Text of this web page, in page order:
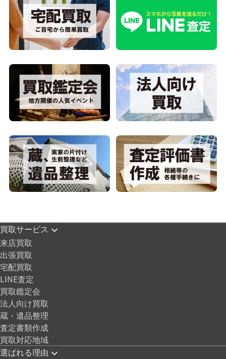
買取サービス
来店買取
出張買取
宅配買取
LINE査定
買取鑑定会
法人向け買取
蔵・遺品整理
査定書類作成
買取対応地域
選ばれる理由